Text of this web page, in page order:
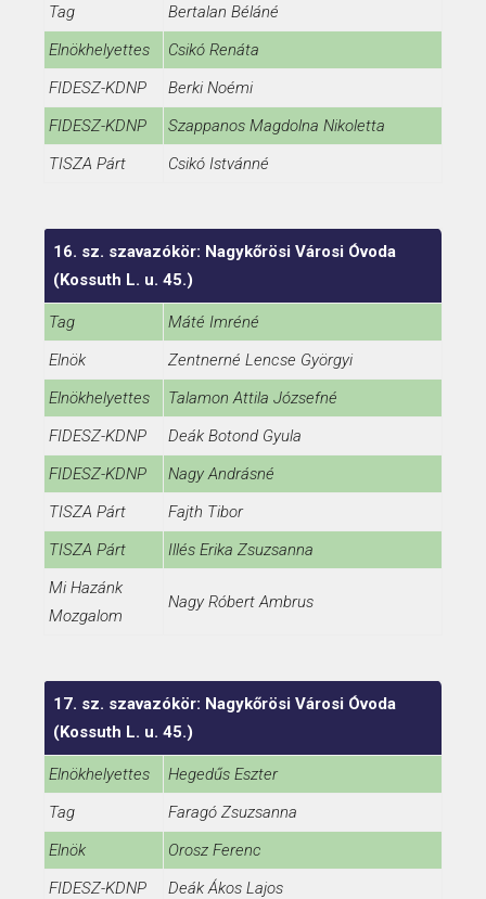
Tag
Bertalan Béláné
Elnökhelyettes
Csikó Renáta
FIDESZ-KDNP
Berki Noémi
FIDESZ-KDNP
Szappanos Magdolna Nikoletta
TISZA Párt
Csikó Istvánné
16. sz. szavazókör: Nagykőrösi Városi Óvoda
(Kossuth L. u. 45.)
Tag
Máté Imréné
Elnök
Zentnerné Lencse Györgyi
Elnökhelyettes
Talamon Attila Józsefné
FIDESZ-KDNP
Deák Botond Gyula
FIDESZ-KDNP
Nagy Andrásné
TISZA Párt
Fajth Tibor
TISZA Párt
Illés Erika Zsuzsanna
Mi Hazánk
Mozgalom
Nagy Róbert Ambrus
17. sz. szavazókör: Nagykőrösi Városi Óvoda
(Kossuth L. u. 45.)
Elnökhelyettes
Hegedűs Eszter
Tag
Faragó Zsuzsanna
Elnök
Orosz Ferenc
FIDESZ-KDNP
Deák Ákos Lajos